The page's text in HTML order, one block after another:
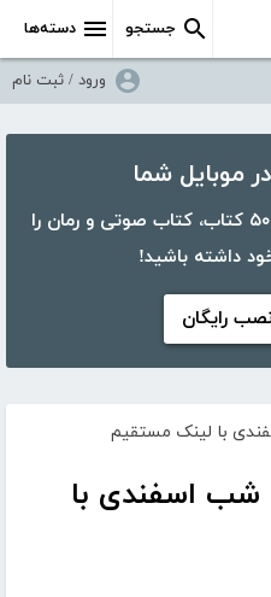
دسته‌ها جستجو
ورود / ثبت نام
با اپلیکیشن کتابراه، بیش از ۵۰،۰۰۰ کتاب، کتاب صوتی و رمان را
داشته باشید!
رایگان
با لینک مستقیم
شب اسفندی با